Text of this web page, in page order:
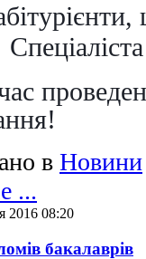
в Новини
...
2016 08:20
бакалаврів